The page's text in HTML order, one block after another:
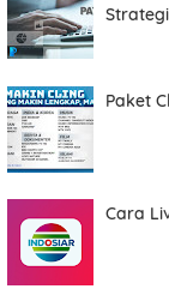
Paket
Cara